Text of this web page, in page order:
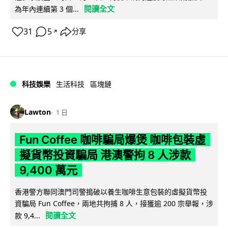
為年內連續第 3 個...
閱讀全文
31 5 ↗ 分享
科技娛樂 生活科技 區塊鏈
Lawton 1 日
Fun Coffee 咖啡騙局爆煲 咖啡包裝虛
擬貨幣投資騙局 港澳警拘 8 人涉款
9,400 萬元
香港警方聯同澳門司警搗破以養生咖啡生意包裝的虛擬貨幣投
資騙局 Fun Coffee，兩地共拘捕 8 人，接獲逾 200 宗舉報，涉
款 9,4...
閱讀全文